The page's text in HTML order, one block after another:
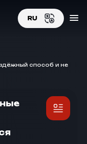
RU
RUспособ и не